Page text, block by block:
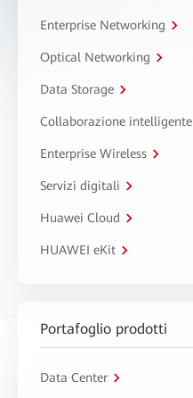
Enterprise Networking
Optical Networking
Data Storage
Collaborazione intelligente
Enterprise Wireless
Servizi digitali
Huawei Cloud
HUAWEI eKit
Portafoglio prodotti
Data Center